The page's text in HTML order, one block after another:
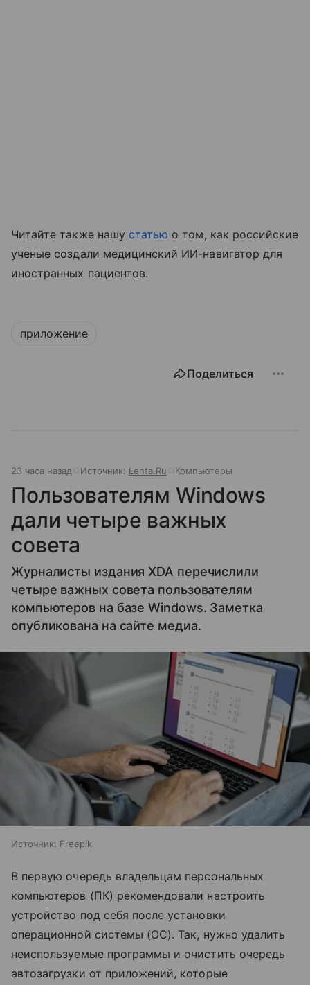
Читайте также нашу статью о том, как российские
ученые создали медицинский ИИ-навигатор для
иностранных пациентов.
приложение
Поделиться
23 часа назад Источник: Lenta.Ru Компьютеры
Пользователям Windows
дали четыре важных
совета
Журналисты издания XDA перечислили
четыре важных совета пользователям
компьютеров на базе Windows. Заметка
опубликована на сайте медиа.
Источник: Freepik
В первую очередь владельцам персональных
компьютеров (ПК) рекомендовали настроить
устройство под себя после установки
операционной системы (ОС). Так, нужно удалить
неиспользуемые программы и очистить очередь
автозагрузки от приложений, которые